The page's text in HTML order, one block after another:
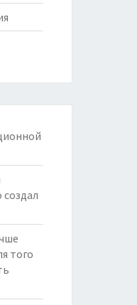
создал
того